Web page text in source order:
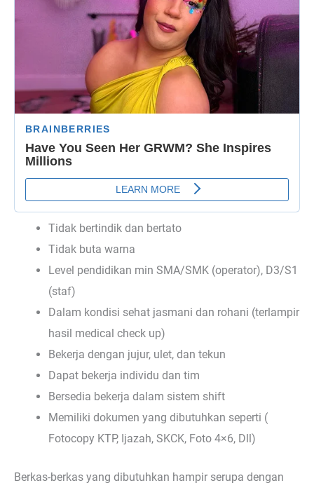
Tidak bertindik dan bertato
Tidak buta warna
Level pendidikan min SMA/SMK (operator), D3/S1
(staf)
Dalam kondisi sehat jasmani dan rohani (terlampir
hasil medical check up)
Bekerja dengan jujur, ulet, dan tekun
Dapat bekerja individu dan tim
Bersedia bekerja dalam sistem shift
Memiliki dokumen yang dibutuhkan seperti (
Fotocopy KTP, Ijazah, SKCK, Foto 4×6, Dll)
Berkas-berkas yang dibutuhkan hampir serupa dengan